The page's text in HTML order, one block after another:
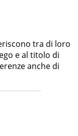
tra di loro
e al titolo di
anche di